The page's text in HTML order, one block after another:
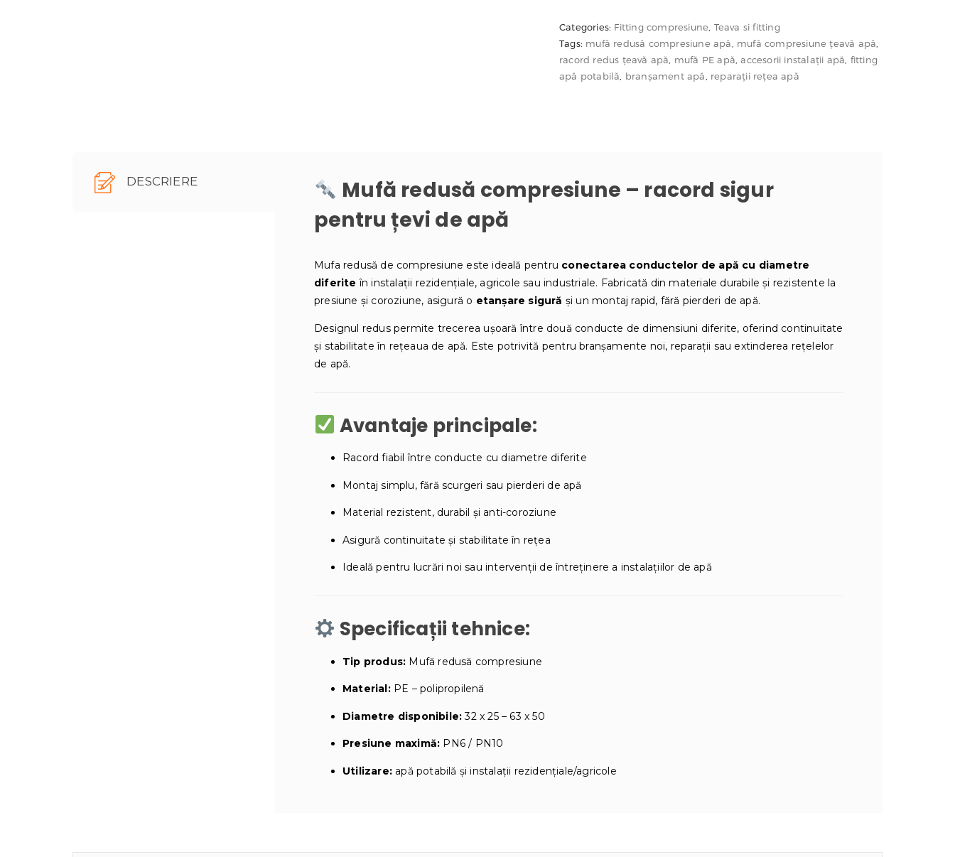
40.67 lei
compresiune
Categories: Fitting compresiune, Teava si fitting
Tags: mufă redusă compresiune apă, mufă compresiune țeavă apă,
racord redus țeavă apă, mufă PE apă,accesorii instalații apă, fitting
apă potabilă, branșament apă, reparații rețea apă
DESCRIERE
Mufă redusă compresiune – racord sigur
pentru țevi de apă
Mufa redusă de compresiune este ideală pentru conectarea conductelor de apă cu diametre
diferite în instalații rezidențiale, agricole sau industriale. Fabricată din materiale durabile și rezistente la
presiune și coroziune, asigură o etanșare sigură și un montaj rapid, fără pierderi de apă.
Designul redus permite trecerea ușoară între două conducte de dimensiuni diferite, oferind continuitate
și stabilitate în rețeaua de apă. Este potrivită pentru branșamente noi, reparații sau extinderea rețelelor
de apă.
Avantaje principale:
Racord fiabil între conducte cu diametre diferite
Montaj simplu, fără scurgeri sau pierderi de apă
Material rezistent, durabil și anti-coroziune
Asigură continuitate și stabilitate în rețea
Ideală pentru lucrări noi sau intervenții de întreținere a instalațiilor de apă
Specificații tehnice:
Tip produs: Mufă redusă compresiune
Material:PE – polipropilenă
Diametre disponibile:32 x 25 – 63 x 50
Presiune maximă: PN6 / PN10
Utilizare: apă potabilă și instalații rezidențiale/agricole